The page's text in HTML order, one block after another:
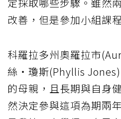
改善，但是參加小組課
科羅拉多州奧羅拉市
絲‧瓊斯(Phyllis
的母親，且長期與自身
然決定參與這項為期兩